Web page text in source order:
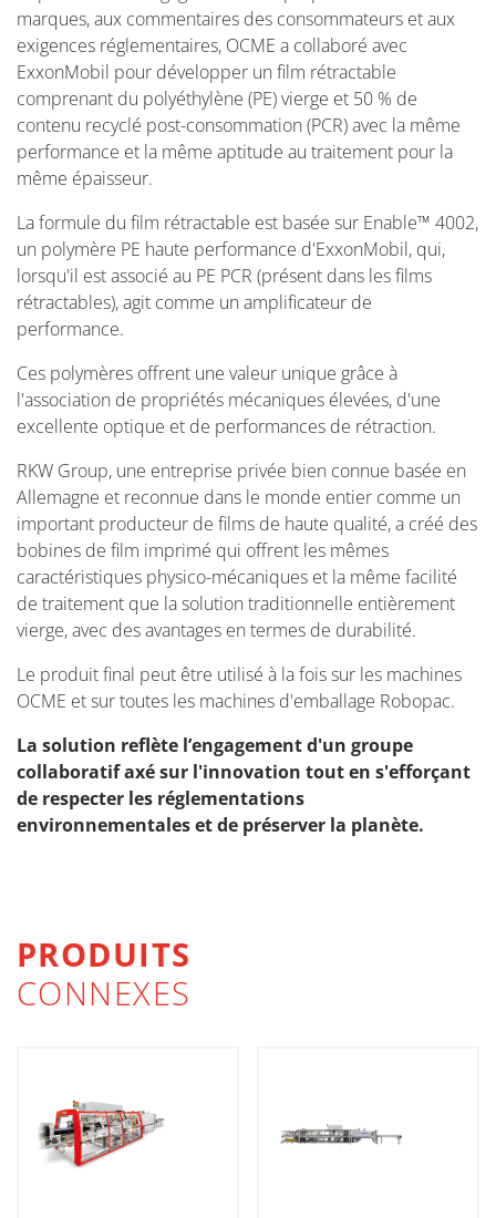
marques, aux commentaires des consommateurs et aux
exigences réglementaires, OCME a collaboré avec
ExxonMobil pour développer un film rétractable
comprenant du polyéthylène (PE) vierge et 50 % de
contenu recyclé post-consommation (PCR) avec la même
performance et la même aptitude au traitement pour la
même épaisseur.
La formule du film rétractable est basée sur Enable™ 4002,
un polymère PE haute performance d'ExxonMobil, qui,
lorsqu'il est associé au PE PCR (présent dans les films
rétractables), agit comme un amplificateur de
performance.
Ces polymères offrent une valeur unique grâce à
l'association de propriétés mécaniques élevées, d'une
excellente optique et de performances de rétraction.
RKW Group, une entreprise privée bien connue basée en
Allemagne et reconnue dans le monde entier comme un
important producteur de films de haute qualité, a créé des
bobines de film imprimé qui offrent les mêmes
caractéristiques physico-mécaniques et la même facilité
de traitement que la solution traditionnelle entièrement
vierge, avec des avantages en termes de durabilité.
Le produit final peut être utilisé à la fois sur les machines
OCME et sur toutes les machines d'emballage Robopac.
La solution reflète l’engagement d'un groupe
collaboratif axé sur l'innovation tout en s'efforçant
de respecter les réglementations
environnementales et de préserver la planète.
PRODUITS
CONNEXES